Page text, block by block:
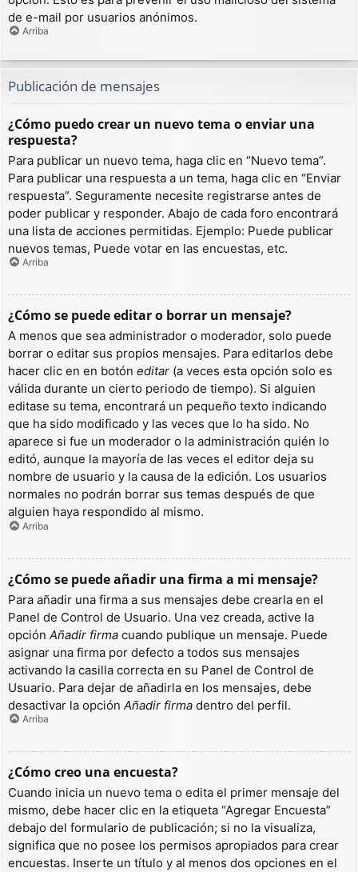
de e-mail por usuarios anónimos.
Arriba
Publicación de mensajes
¿Cómo puedo crear un nuevo tema o enviar una
respuesta?
Para publicar un nuevo tema, haga clic en “Nuevo tema”.
Para publicar una respuesta a un tema, haga clic en “Enviar
respuesta”. Seguramente necesite registrarse antes de
poder publicar y responder. Abajo de cada foro encontrará
una lista de acciones permitidas. Ejemplo: Puede publicar
nuevos temas, Puede votar en las encuestas, etc.
Arriba
¿Cómo se puede editar o borrar un mensaje?
A menos que sea administrador o moderador, solo puede
borrar o editar sus propios mensajes. Para editarlos debe
hacer clic en en botón editar (a veces esta opción solo es
válida durante un cierto periodo de tiempo). Si alguien
editase su tema, encontrará un pequeño texto indicando
que ha sido modificado y las veces que lo ha sido. No
aparece si fue un moderador o la administración quién lo
editó, aunque la mayoría de las veces el editor deja su
nombre de usuario y la causa de la edición. Los usuarios
normales no podrán borrar sus temas después de que
alguien haya respondido al mismo.
Arriba
¿Cómo se puede añadir una firma a mi mensaje?
Para añadir una firma a sus mensajes debe crearla en el
Panel de Control de Usuario. Una vez creada, active la
opción Añadir firma cuando publique un mensaje. Puede
asignar una firma por defecto a todos sus mensajes
activando la casilla correcta en su Panel de Control de
Usuario. Para dejar de añadirla en los mensajes, debe
desactivar la opción Añadir firma dentro del perfil.
Arriba
¿Cómo creo una encuesta?
Cuando inicia un nuevo tema o edita el primer mensaje del
mismo, debe hacer clic en la etiqueta “Agregar Encuesta”
debajo del formulario de publicación; si no la visualiza,
significa que no posee los permisos apropiados para crear
encuestas. Inserte un título y al menos dos opciones en el